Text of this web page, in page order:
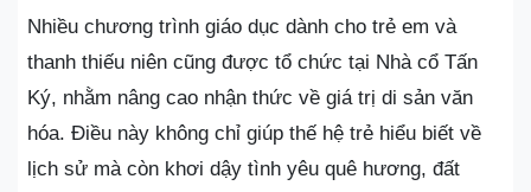
Nhiều chương trình giáo dục dành cho trẻ em và
thanh thiếu niên cũng được tổ chức tại Nhà cổ Tấn
Ký, nhằm nâng cao nhận thức về giá trị di sản văn
hóa. Điều này không chỉ giúp thế hệ trẻ hiểu biết về
lịch sử mà còn khơi dậy tình yêu quê hương, đất